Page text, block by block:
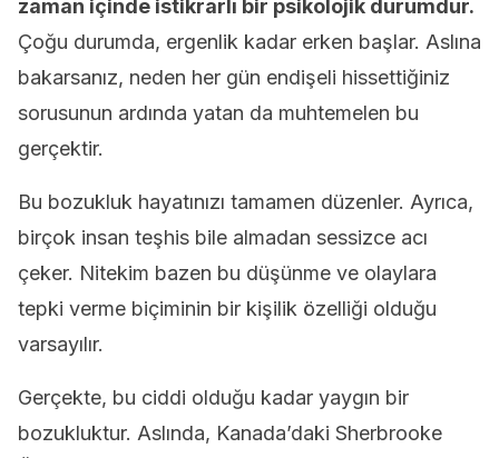
zaman içinde istikrarlı bir psikolojik durumdur.
Çoğu durumda, ergenlik kadar erken başlar. Aslına
bakarsanız, neden her gün endişeli hissettiğiniz
sorusunun ardında yatan da muhtemelen bu
gerçektir.
Bu bozukluk hayatınızı tamamen düzenler. Ayrıca,
birçok insan teşhis bile almadan sessizce acı
çeker. Nitekim bazen bu düşünme ve olaylara
tepki verme biçiminin bir kişilik özelliği olduğu
varsayılır.
Gerçekte, bu ciddi olduğu kadar yaygın bir
bozukluktur. Aslında, Kanada’daki Sherbrooke